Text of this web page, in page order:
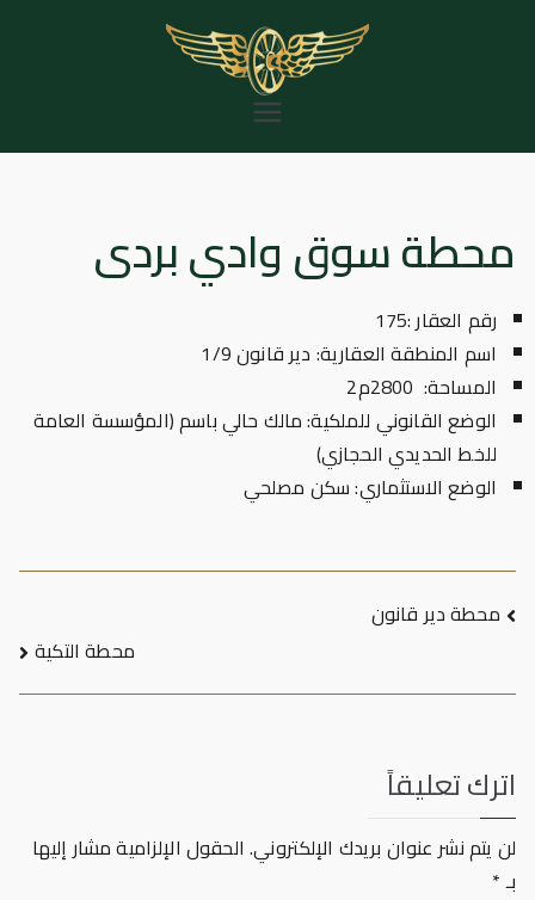
للخط الحديدي
محطة سوق وادي بردى
رقم العقار :175
اسم المنطقة العقارية: دير قانون 1/9
المساحة: 2800م2
الوضع القانوني للملكية: مالك حالي باسم (المؤسسة العامة
للخط الحديدي الحجازي)
الوضع الاستثماري: سكن مصلحي
تصفّح
المقالات
محطة دير قانون
محطة التكية
اترك تعليقاً
لن يتم نشر عنوان بريدك الإلكتروني. الحقول الإلزامية مشار إليها
بـ*